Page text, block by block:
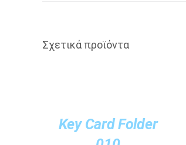
Σχετικά προϊόντα
Key Card Folder